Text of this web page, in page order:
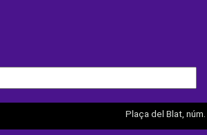
Plaça del Blat,